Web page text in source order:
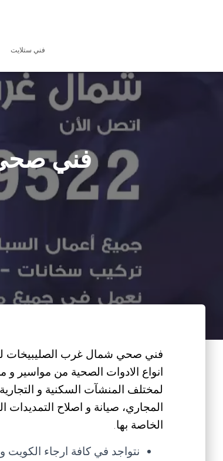
فني ستلايت
فني صحي شمال غرب الصليبيخات
انواع الادوات الصحية من مواسير
لمختلف المنشآت السكنية و
المجاري، صيانة و اصلاح التمديدات
الخاصة بها.
نتواجد في كافة ارجاء الكويت